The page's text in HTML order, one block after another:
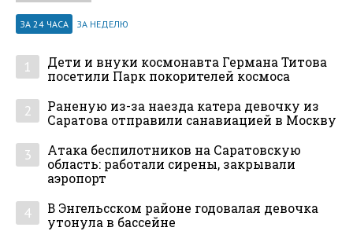
ЗА 24 ЧАСА ЗА НЕДЕЛЮ
1
Дети и внуки космонавта Германа Титова
посетили Парк покорителей космоса
2
Раненую из-за наезда катера девочку из
Саратова отправили санавиацией в Москву
3
Атака беспилотников на Саратовскую
область: работали сирены, закрывали
аэропорт
4
В Энгельсском районе годовалая девочка
утонула в бассейне